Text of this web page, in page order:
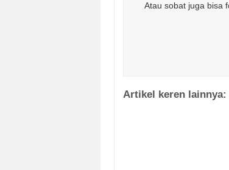
Atau sobat juga bisa
Artikel keren lainnya: